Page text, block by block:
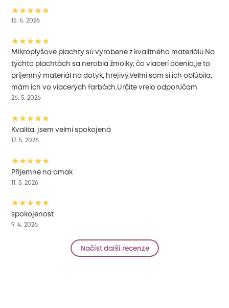
15. 6. 2026
Mikroplyšové plachty sú vyrobené z kvalitného materiálu.Na
týchto plachtách sa nerobia žmolky, čo viacerí ocenia,je to
príjemný materiál na dotyk, hrejivý.Veľmi som si ich obľúbila,
mám ich vo viacerých farbách.Určite vrelo odporúčam.
26. 5. 2026
Kvalita, jsem velmi spokojená
17. 5. 2026
Příjemné na omak
11. 5. 2026
spokojenost
9. 4. 2026
Načíst další recenze